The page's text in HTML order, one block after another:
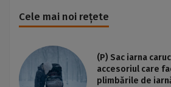
Cele mai noi rețete
(P) Sac iarna
accesoriul care
plimbările de